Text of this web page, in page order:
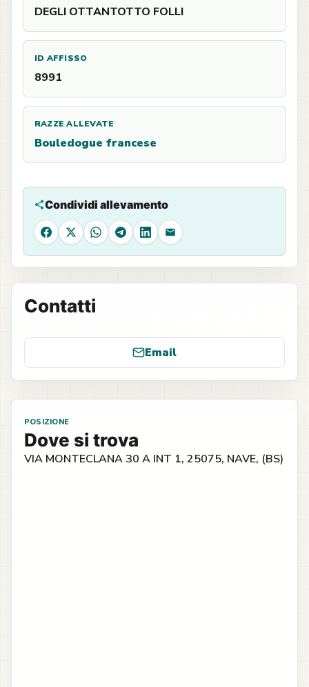
DEGLI OTTANTOTTO FOLLI
ID AFFISSO
8991
RAZZE ALLEVATE
Bouledogue francese
Condividi allevamento
Facebook
X WhatsApp
Telegram
LinkedIn
Email
Contatti
Email
POSIZIONE
Dove si trova
VIA MONTECLANA 30 A INT 1, 25075, NAVE, (BS)